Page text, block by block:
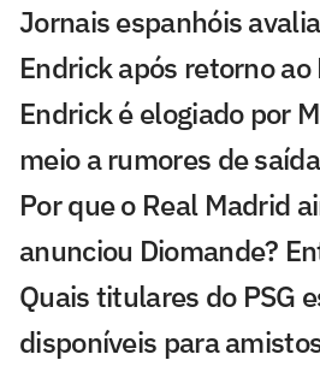
Jornais espanhóis
Endrick após retorno
Endrick é elogiado por
meio a rumores de saída
Por que o Real Madrid
anunciou Diomande?
Quais titulares do PSG
disponíveis para